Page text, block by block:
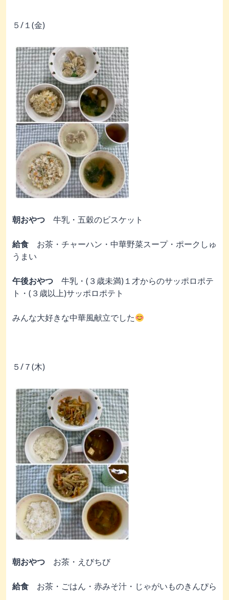
５/１(金)
朝おやつ 牛乳・五穀のビスケット
給食 お茶・チャーハン・中華野菜スープ・ポークしゅ
うまい
午後おやつ 牛乳・(３歳未満)１才からのサッポロポテ
ト・(３歳以上)サッポロポテト
みんな大好きな中華風献立でした
５/７(木)
朝おやつ お茶・えびちび
給食 お茶・ごはん・赤みそ汁・じゃがいものきんぴら